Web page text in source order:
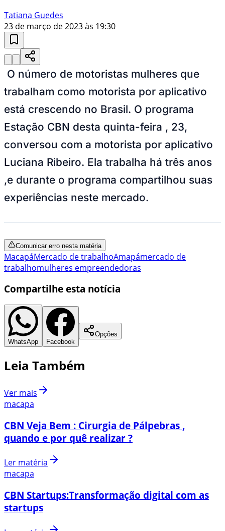
Tatiana Guedes
23 de março de 2023 às 19:30
O número de motoristas mulheres que
trabalham como motorista por aplicativo
está crescendo no Brasil. O programa
Estação CBN desta quinta-feira , 23,
conversou com a motorista por aplicativo
Luciana Ribeiro. Ela trabalha há três anos
,e durante o programa compartilhou suas
experiências neste mercado.
Comunicar erro nesta matéria
MacapáMercado de trabalhoAmapámercado de
trabalhomulheres empreendedoras
Compartilhe esta notícia
WhatsApp Facebook
Opções
Leia Também
Ver mais
macapa
CBN Veja Bem : Cirurgia de Pálpebras ,
quando e por quê realizar ?
Ler matéria
macapa
CBN Startups:Transformação digital com as
startups